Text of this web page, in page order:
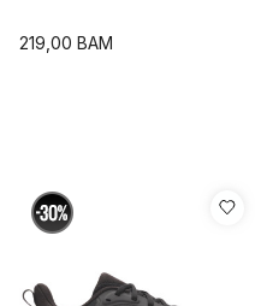
219,00 BAM